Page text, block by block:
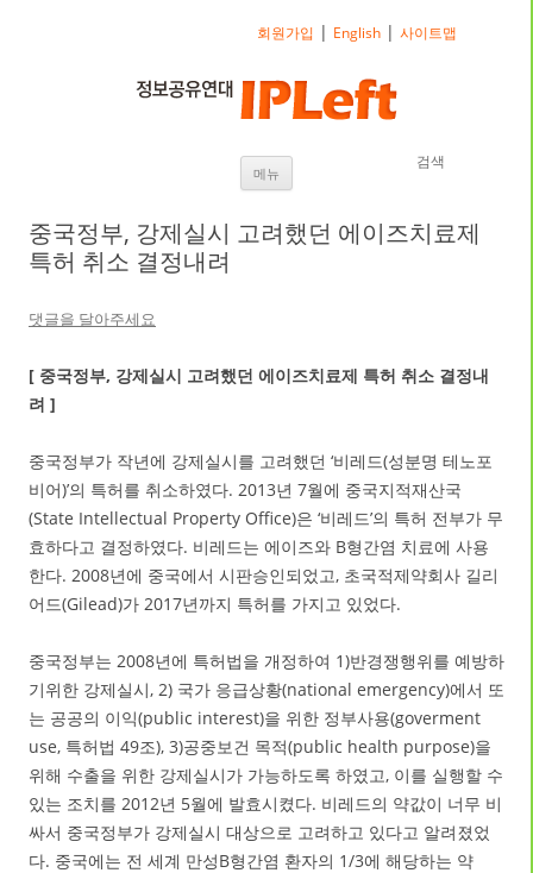
메뉴 내용으로 바로가기검색
회원가입 | English |사이트맵
중국정부, 강제실시 고려했던 에이즈치료제
특허 취소 결정내려
댓글을 달아주세요
[ 중국정부, 강제실시 고려했던 에이즈치료제 특허 취소 결정내
려 ]
중국정부가 작년에 강제실시를 고려했던 ‘비레드(성분명 테노포
비어)’의 특허를 취소하였다. 2013년 7월에 중국지적재산국
(State Intellectual Property Office)은 ‘비레드’의 특허 전부가 무
효하다고 결정하였다. 비레드는 에이즈와 B형간염 치료에 사용
한다. 2008년에 중국에서 시판승인되었고, 초국적제약회사 길리
어드(Gilead)가 2017년까지 특허를 가지고 있었다.
중국정부는 2008년에 특허법을 개정하여 1)반경쟁행위를 예방하
기위한 강제실시, 2) 국가 응급상황(national emergency)에서 또
는 공공의 이익(public interest)을 위한 정부사용(goverment
use, 특허법 49조), 3)공중보건 목적(public health purpose)을
위해 수출을 위한 강제실시가 가능하도록 하였고, 이를 실행할 수
있는 조치를 2012년 5월에 발효시켰다. 비레드의 약값이 너무 비
싸서 중국정부가 강제실시 대상으로 고려하고 있다고 알려졌었
다. 중국에는 전 세계 만성B형간염 환자의 1/3에 해당하는 약